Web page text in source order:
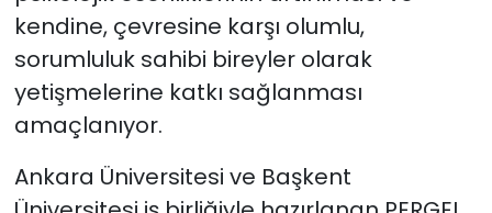
kendine, çevresine karşı olumlu,
sorumluluk sahibi bireyler olarak
yetişmelerine katkı sağlanması
amaçlanıyor.
Ankara Üniversitesi ve Başkent